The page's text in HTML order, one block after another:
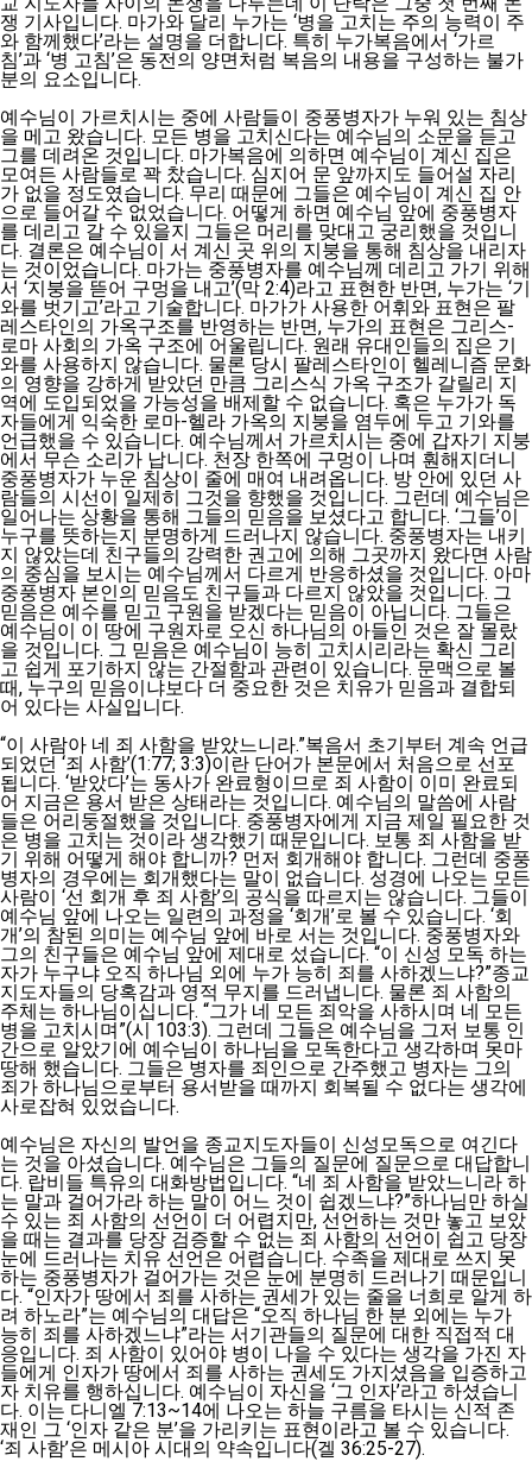
쟁 기사입니다. 마가와 달리 누가는 ‘병을 고치는 주의 능력이 주
와 함께했다’라는 설명을 더합니다. 특히 누가복음에서 ‘가르
침’과 ‘병 고침’은 동전의 양면처럼 복음의 내용을 구성하는 불가
분의 요소입니다.
예수님이 가르치시는 중에 사람들이 중풍병자가 누워 있는 침상
을 메고 왔습니다. 모든 병을 고치신다는 예수님의 소문을 듣고
그를 데려온 것입니다. 마가복음에 의하면 예수님이 계신 집은
모여든 사람들로 꽉 찼습니다. 심지어 문 앞까지도 들어설 자리
가 없을 정도였습니다. 무리 때문에 그들은 예수님이 계신 집 안
으로 들어갈 수 없었습니다. 어떻게 하면 예수님 앞에 중풍병자
를 데리고 갈 수 있을지 그들은 머리를 맞대고 궁리했을 것입니
다. 결론은 예수님이 서 계신 곳 위의 지붕을 통해 침상을 내리자
는 것이었습니다. 마가는 중풍병자를 예수님께 데리고 가기 위해
서 ‘지붕을 뜯어 구멍을 내고’(막 2:4)라고 표현한 반면, 누가는 ‘기
와를 벗기고’라고 기술합니다. 마가가 사용한 어휘와 표현은 팔
레스타인의 가옥구조를 반영하는 반면, 누가의 표현은 그리스-
로마 사회의 가옥 구조에 어울립니다. 원래 유대인들의 집은 기
와를 사용하지 않습니다. 물론 당시 팔레스타인이 헬레니즘 문화
의 영향을 강하게 받았던 만큼 그리스식 가옥 구조가 갈릴리 지
역에 도입되었을 가능성을 배제할 수 없습니다. 혹은 누가가 독
자들에게 익숙한 로마-헬라 가옥의 지붕을 염두에 두고 기와를
언급했을 수 있습니다. 예수님께서 가르치시는 중에 갑자기 지붕
에서 무슨 소리가 납니다. 천장 한쪽에 구멍이 나며 훤해지더니
중풍병자가 누운 침상이 줄에 매여 내려옵니다. 방 안에 있던 사
람들의 시선이 일제히 그것을 향했을 것입니다. 그런데 예수님은
일어나는 상황을 통해 그들의 믿음을 보셨다고 합니다. ‘그들’이
누구를 뜻하는지 분명하게 드러나지 않습니다. 중풍병자는 내키
지 않았는데 친구들의 강력한 권고에 의해 그곳까지 왔다면 사람
의 중심을 보시는 예수님께서 다르게 반응하셨을 것입니다. 아마
중풍병자 본인의 믿음도 친구들과 다르지 않았을 것입니다. 그
믿음은 예수를 믿고 구원을 받겠다는 믿음이 아닙니다. 그들은
예수님이 이 땅에 구원자로 오신 하나님의 아들인 것은 잘 몰랐
을 것입니다. 그 믿음은 예수님이 능히 고치시리라는 확신 그리
고 쉽게 포기하지 않는 간절함과 관련이 있습니다. 문맥으로 볼
때, 누구의 믿음이냐보다 더 중요한 것은 치유가 믿음과 결합되
어 있다는 사실입니다.
“이 사람아 네 죄 사함을 받았느니라.”복음서 초기부터 계속 언급
되었던 ‘죄 사함’(1:77; 3:3)이란 단어가 본문에서 처음으로 선포
됩니다. ‘받았다’는 동사가 완료형이므로 죄 사함이 이미 완료되
어 지금은 용서 받은 상태라는 것입니다. 예수님의 말씀에 사람
들은 어리둥절했을 것입니다. 중풍병자에게 지금 제일 필요한 것
은 병을 고치는 것이라 생각했기 때문입니다. 보통 죄 사함을 받
기 위해 어떻게 해야 합니까? 먼저 회개해야 합니다. 그런데 중풍
병자의 경우에는 회개했다는 말이 없습니다. 성경에 나오는 모든
사람이 ‘선 회개 후 죄 사함’의 공식을 따르지는 않습니다. 그들이
예수님 앞에 나오는 일련의 과정을 ‘회개’로 볼 수 있습니다. ‘회
개’의 참된 의미는 예수님 앞에 바로 서는 것입니다. 중풍병자와
그의 친구들은 예수님 앞에 제대로 섰습니다. “이 신성 모독 하는
자가 누구냐 오직 하나님 외에 누가 능히 죄를 사하겠느냐?”종교
지도자들의 당혹감과 영적 무지를 드러냅니다. 물론 죄 사함의
주체는 하나님이십니다. “그가 네 모든 죄악을 사하시며 네 모든
병을 고치시며”(시 103:3). 그런데 그들은 예수님을 그저 보통 인
간으로 알았기에 예수님이 하나님을 모독한다고 생각하며 못마
땅해 했습니다. 그들은 병자를 죄인으로 간주했고 병자는 그의
죄가 하나님으로부터 용서받을 때까지 회복될 수 없다는 생각에
사로잡혀 있었습니다.
예수님은 자신의 발언을 종교지도자들이 신성모독으로 여긴다
는 것을 아셨습니다. 예수님은 그들의 질문에 질문으로 대답합니
다. 랍비들 특유의 대화방법입니다. “네 죄 사함을 받았느니라 하
는 말과 걸어가라 하는 말이 어느 것이 쉽겠느냐?”하나님만 하실
수 있는 죄 사함의 선언이 더 어렵지만, 선언하는 것만 놓고 보았
을 때는 결과를 당장 검증할 수 없는 죄 사함의 선언이 쉽고 당장
눈에 드러나는 치유 선언은 어렵습니다. 수족을 제대로 쓰지 못
하는 중풍병자가 걸어가는 것은 눈에 분명히 드러나기 때문입니
다. “인자가 땅에서 죄를 사하는 권세가 있는 줄을 너희로 알게 하
려 하노라”는 예수님의 대답은 “오직 하나님 한 분 외에는 누가
능히 죄를 사하겠느냐”라는 서기관들의 질문에 대한 직접적 대
응입니다. 죄 사함이 있어야 병이 나을 수 있다는 생각을 가진 자
들에게 인자가 땅에서 죄를 사하는 권세도 가지셨음을 입증하고
자 치유를 행하십니다. 예수님이 자신을 ‘그 인자’라고 하셨습니
다. 이는 다니엘 7:13~14에 나오는 하늘 구름을 타시는 신적 존
재인 그 ‘인자 같은 분’을 가리키는 표현이라고 볼 수 있습니다.
‘죄 사함’은 메시아 시대의 약속입니다(겔 36:25-27).